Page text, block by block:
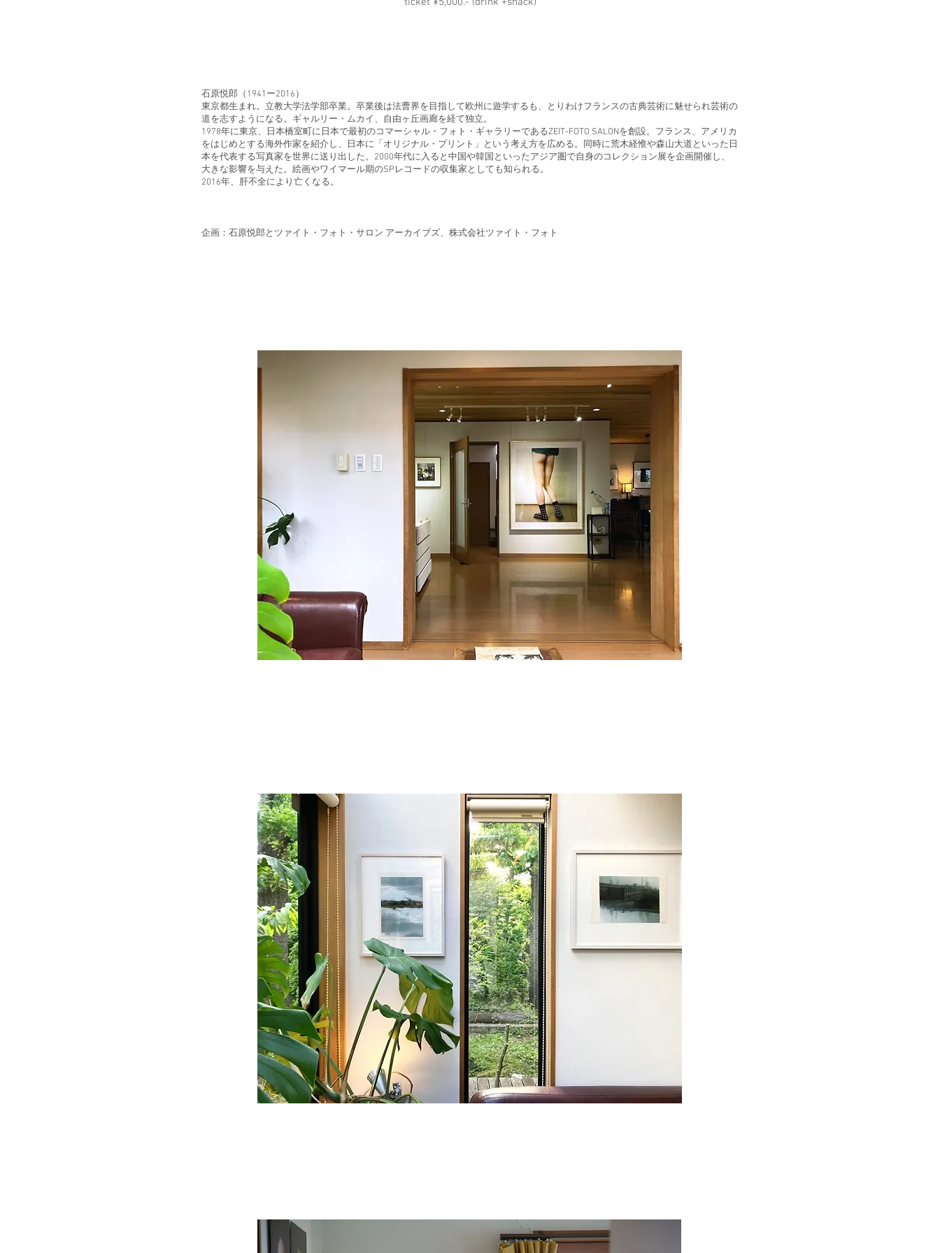
石原悦郎（1941ー2016）
東京都生まれ。立教大学法学部卒業。卒業後は法曹界を目指して欧州に遊学するも、とりわけフランスの古典芸術に魅せられ芸術の
道を志すようになる。ギャルリー・ムカイ、自由ヶ丘画廊を経て独立。
1978年に東京、日本橋室町に日本で最初のコマーシャル・フォト・ギャラリーであるZEIT-FOTO SALONを創設。フランス、アメリカ
をはじめとする海外作家を紹介し、日本に「オリジナル・プリント」という考え方を広める。同時に荒木経惟や森山大道といった日
本を代表する写真家を世界に送り出した。2000年代に入ると中国や韓国といったアジア圏で自身のコレクション展を企画開催し、
大きな影響を与えた。絵画やワイマール期のSPレコードの収集家としても知られる。
​2016年、肝不全により亡くなる。
企画：石原悦郎とツァイト・フォト・サロン アーカイブズ、株式会社ツァイト・フォト